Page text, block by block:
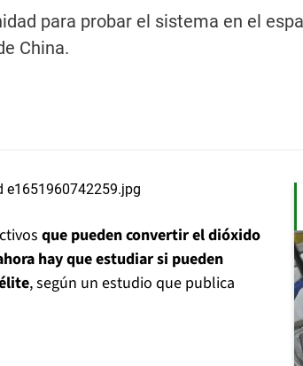
para probar el sistema en el
China.
que pueden convertir el dióxido
hay que estudiar si pueden
, según un estudio que publica